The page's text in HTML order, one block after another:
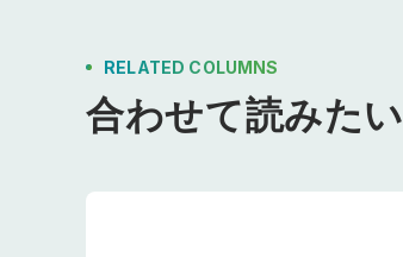
RELATED COLUMNS
合わせて読みたい